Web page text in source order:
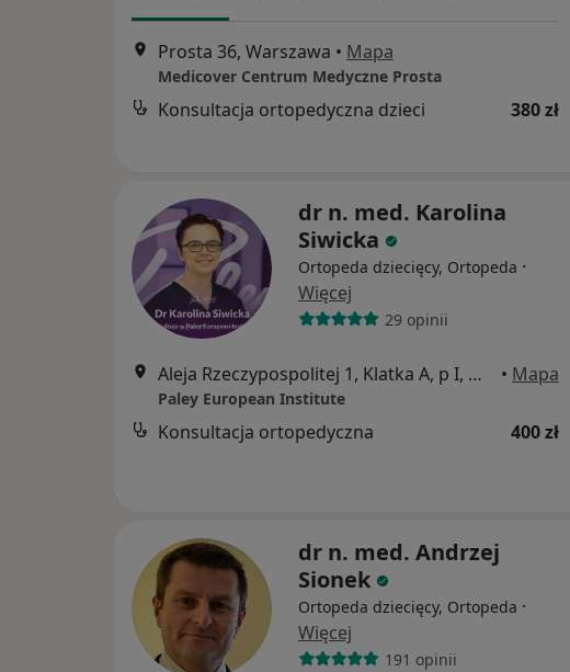
Prosta 36, Warszawa • Mapa
Medicover Centrum Medyczne Prosta
Konsultacja ortopedyczna dzieci 380 zł
dr n. med. Karolina
Siwicka
Ortopeda dziecięcy, Ortopeda ·
Więcej
29 opinii
Aleja Rzeczypospolitej 1, Klatka A, p I, Warszawa • Mapa
Paley European Institute
Konsultacja ortopedyczna 400 zł
dr n. med. Andrzej
Sionek
Ortopeda dziecięcy, Ortopeda ·
Więcej
191 opinii